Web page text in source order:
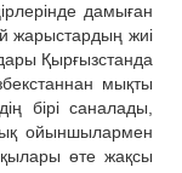
дамыған
жарыстардың жиі
Қырғызстанда
мықты
бірі саналады,
ойыншылармен
өте жақсы